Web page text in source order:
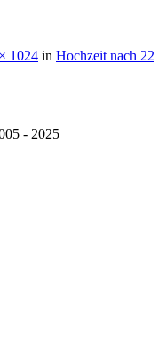
1024 in Hochzeit nach 22
- 2025